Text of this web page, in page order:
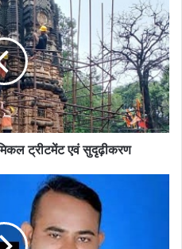
ट्रीटमेंट एवं सुदृढ़ीकरण